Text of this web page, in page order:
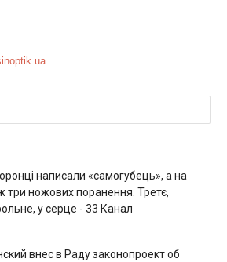
написали «самогубець», а на
три ножових поранення. Третє,
у серце - 33 Канал
внес в Раду законопроект об